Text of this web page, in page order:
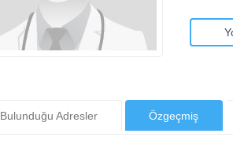
Bulunduğu Adresler Özgeçmiş